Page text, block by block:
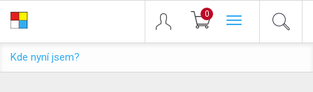
0
Toggle
Kde nyní jsem?